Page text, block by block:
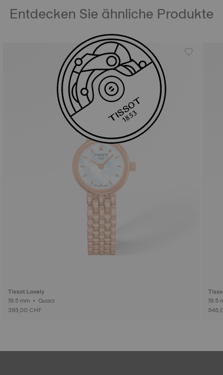
Entdecken Sie ähnliche Produkte
Tissot Lovely
19.5 mm • Quarz
395,00 CHF